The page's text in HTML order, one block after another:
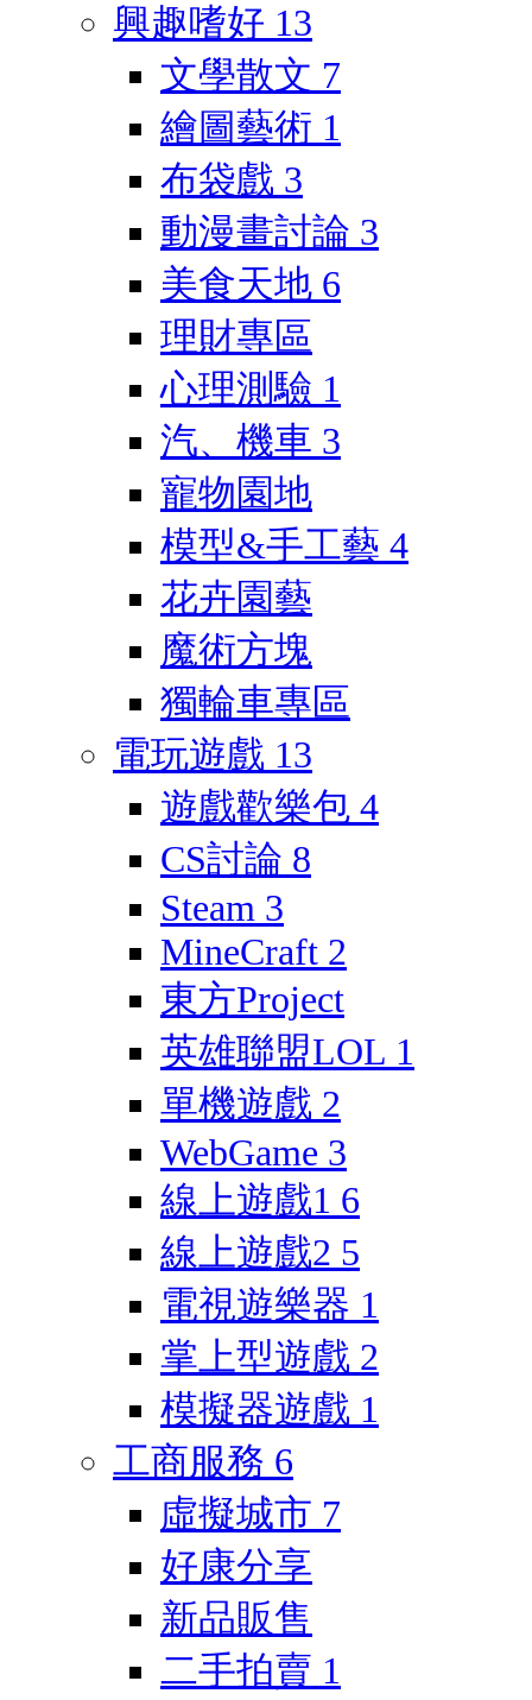
興趣嗜好 13
文學散文 7
繪圖藝術 1
布袋戲 3
動漫畫討論 3
美食天地 6
理財專區
心理測驗 1
汽、機車 3
寵物園地
模型&手工藝 4
花卉園藝
魔術方塊
獨輪車專區
電玩遊戲 13
遊戲歡樂包 4
CS討論 8
Steam 3
MineCraft 2
東方Project
英雄聯盟LOL 1
單機遊戲 2
WebGame 3
線上遊戲1 6
線上遊戲2 5
電視遊樂器 1
掌上型遊戲 2
模擬器遊戲 1
工商服務 6
虛擬城市 7
好康分享
新品販售
二手拍賣 1